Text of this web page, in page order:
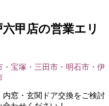
甲店の営業エリ
・宝塚 ・三田市 ・明石市 ・伊
内窓・玄関ドア交換をご検討